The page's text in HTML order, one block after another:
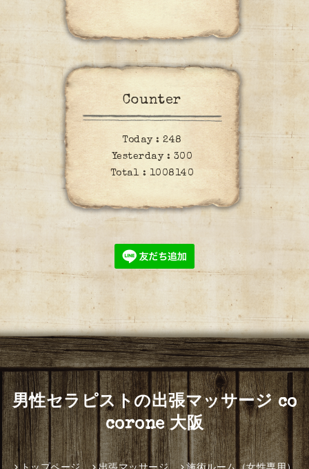
Counter
Today :248
Yesterday : 300
Total : 1008140
男性セラピストの出張マッサージ co
corone 大阪